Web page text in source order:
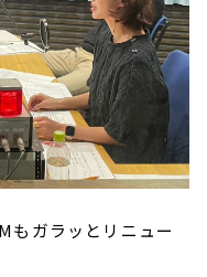
もガラッとリニュー